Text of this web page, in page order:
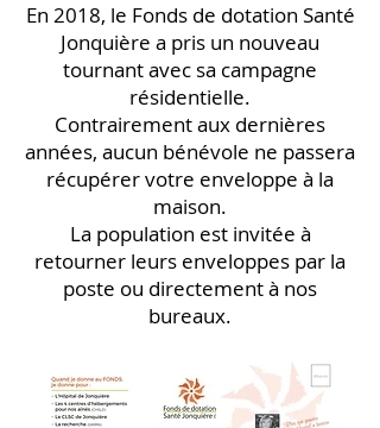
En 2018, le Fonds de dotation Santé
Jonquière a pris un nouveau
tournant avec sa campagne
résidentielle.
Contrairement aux dernières
années, aucun bénévole ne passera
récupérer votre enveloppe à la
maison.
La population est invitée à
retourner leurs enveloppes par la
poste ou directement à nos
bureaux.